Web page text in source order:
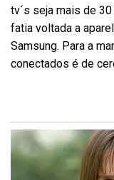
tv´s seja mais de
fatia voltada a
Samsung. Para a
conectados é de